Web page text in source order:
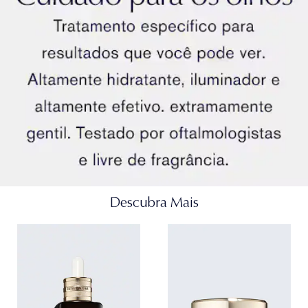
Muitas vezes referida como a “árvore milagrosa”, a
Poder da Juventude que já descobrimos. Nosso
extrato, criado por meio de um processo exclusivo
ajudando a pele a fortalecer vários caminhos
antienvelhecimento.
Extrato de Células-Tronco de Cacto e Ácido
e nutrida por 72 horas. A barreira de hidratação vital
da pele é reforçada.Tecnologia de Aumento de
Descubra Mais